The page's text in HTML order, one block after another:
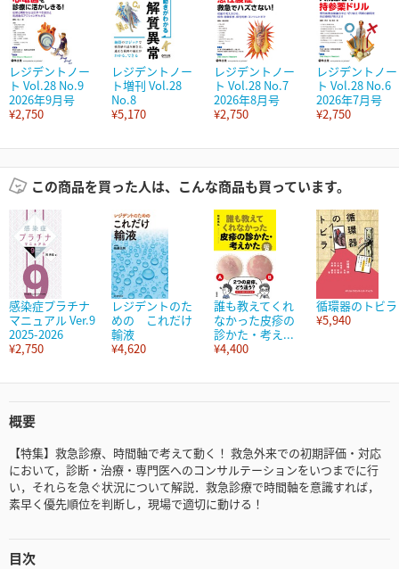
レジデントノー
ト Vol.28 No.9
2026年9月号
¥2,750
レジデントノー
ト増刊 Vol.28
No.8
¥5,170
レジデントノー
ト Vol.28 No.7
2026年8月号
¥2,750
レジデントノー
ト Vol.28 No.6
2026年7月号
¥2,750
この商品を買った人は、こんな商品も買っています。
感染症プラチナ
マニュアル Ver.9
2025-2026
¥2,750
レジデントのた
めの これだけ
輸液
¥4,620
誰も教えてくれ
なかった皮疹の
診かた・考え...
¥4,400
循環器のトビラ
¥5,940
概要
【特集】救急診療、時間軸で考えて動く！ 救急外来での初期評価・対応
において，診断・治療・専門医へのコンサルテーションをいつまでに行
い，それらを急ぐ状況について解説．救急診療で時間軸を意識すれば，
素早く優先順位を判断し，現場で適切に動ける！
目次